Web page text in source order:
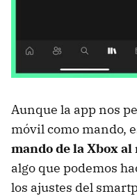
Aunque la app nos
móvil como mando,
mando de la Xbox
algo que podemos
los ajustes del